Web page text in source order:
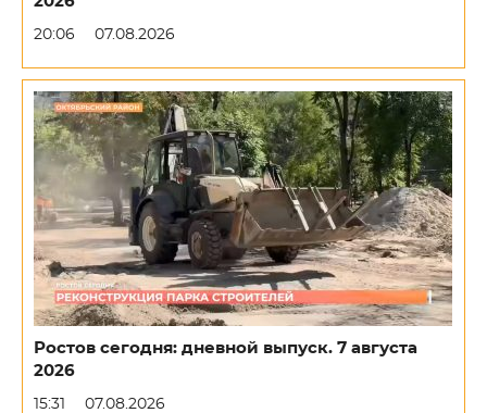
20:06 07.08.2026
Ростов сегодня: дневной выпуск. 7 августа
2026
15:31 07.08.2026